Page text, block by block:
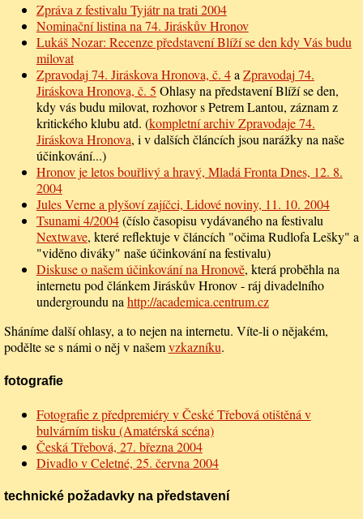
Zpráva z festivalu Tyjátr na trati 2004
Nominační listina na 74. Jiráskův Hronov
Lukáš Nozar: Recenze představení Blíží se den kdy Vás budu
milovat
Zpravodaj 74. Jiráskova Hronova, č. 4aZpravodaj 74.
Jiráskova Hronova, č. 5 Ohlasy na představení Blíží se den,
kdy vás budu milovat, rozhovor s Petrem Lantou, záznam z
kritického klubu atd. (kompletní archiv Zpravodaje 74.
Jiráskova Hronova, i v dalších článcích jsou narážky na naše
účinkování...)
Hronov je letos bouřlivý a hravý, Mladá Fronta Dnes, 12. 8.
2004
Jules Verne a plyšoví zajíčci, Lidové noviny, 11. 10. 2004
Tsunami 4/2004(číslo časopisu vydávaného na festivalu
Nextwave, které reflektuje v článcích "očima Rudlofa Lešky" a
"viděno diváky" naše účinkování na festivalu)
Diskuse o našem účinkování na Hronově, která proběhla na
internetu pod článkem Jiráskův Hronov - ráj divadelního
undergroundu nahttp://academica.centrum.cz
Sháníme další ohlasy, a to nejen na internetu. Víte-li o nějakém,
podělte se s námi o něj v našemvzkazníku.
fotografie
Fotografie z předpremiéry v České Třebová otištěná v
bulvárním tisku (Amatérská scéna)
Česká Třebová, 27. března 2004
Divadlo v Celetné, 25. června 2004
technické požadavky na představení